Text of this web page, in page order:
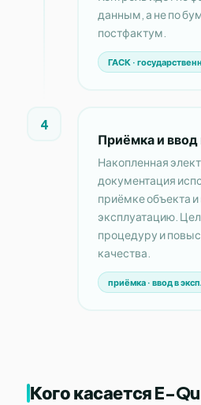
данным, а не по
постфактум.
ГАСК ·
4
Приёмка и
Накопленная
документация
приёмке объекта и
эксплуатацию.
процедуру и
качества.
приёмка · ввод в
Кого касается E-